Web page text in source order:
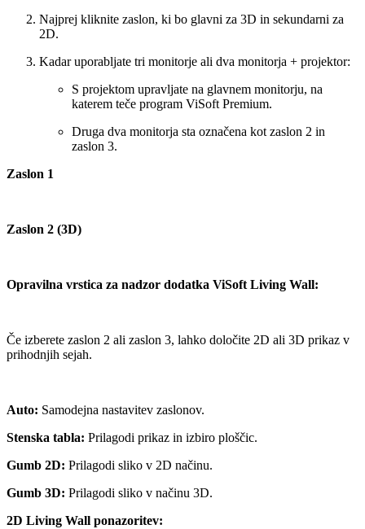
Najprej kliknite zaslon, ki bo glavni za 3D in sekundarni za
2D.
Kadar uporabljate tri monitorje ali dva monitorja + projektor:
S projektom upravljate na glavnem monitorju, na
katerem teče program ViSoft Premium.
Druga dva monitorja sta označena kot zaslon 2 in
zaslon 3.
Zaslon 1
Zaslon 2 (3D)
Opravilna vrstica za nadzor dodatka ViSoft Living Wall:
Če izberete zaslon 2 ali zaslon 3, lahko določite 2D ali 3D prikaz v
prihodnjih sejah.
Auto: Samodejna nastavitev zaslonov.
Stenska tabla: Prilagodi prikaz in izbiro ploščic.
Gumb 2D: Prilagodi sliko v 2D načinu.
Gumb 3D: Prilagodi sliko v načinu 3D.
2D Living Wall ponazoritev: